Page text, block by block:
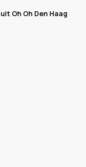
Oh Oh Den Haag